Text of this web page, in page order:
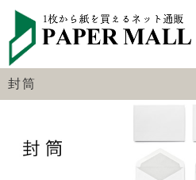
封筒